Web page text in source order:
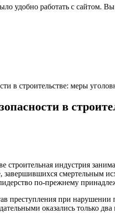
удобно работать с сайтом.
в строительстве: меры
в
строительная индустрия
завершившихся смертельным
по-прежнему
преступления при
оказались только